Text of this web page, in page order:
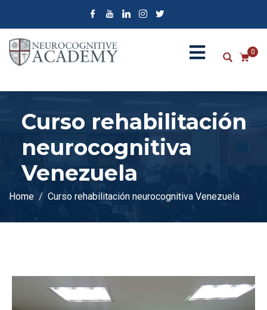
0
Curso rehabilitación
neurocognitiva
Venezuela
Home Curso rehabilitación neurocognitiva Venezuela